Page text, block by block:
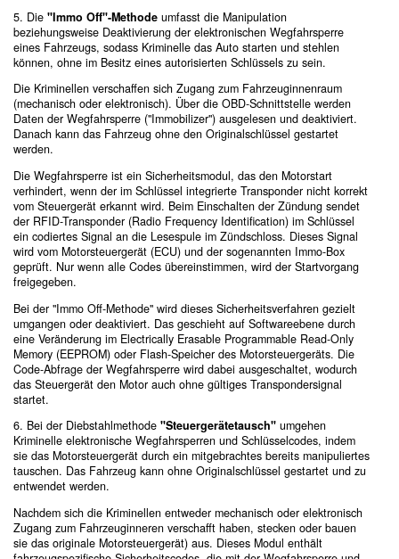
5. Die "Immo Off"-Methode umfasst die Manipulation
beziehungsweise Deaktivierung der elektronischen Wegfahrsperre
eines Fahrzeugs, sodass Kriminelle das Auto starten und stehlen
können, ohne im Besitz eines autorisierten Schlüssels zu sein.
Die Kriminellen verschaffen sich Zugang zum Fahrzeuginnenraum
(mechanisch oder elektronisch). Über die OBD-Schnittstelle werden
Daten der Wegfahrsperre ("Immobilizer") ausgelesen und deaktiviert.
Danach kann das Fahrzeug ohne den Originalschlüssel gestartet
werden.
Die Wegfahrsperre ist ein Sicherheitsmodul, das den Motorstart
verhindert, wenn der im Schlüssel integrierte Transponder nicht korrekt
vom Steuergerät erkannt wird. Beim Einschalten der Zündung sendet
der RFID-Transponder (Radio Frequency Identification) im Schlüssel
ein codiertes Signal an die Lesespule im Zündschloss. Dieses Signal
wird vom Motorsteuergerät (ECU) und der sogenannten Immo-Box
geprüft. Nur wenn alle Codes übereinstimmen, wird der Startvorgang
freigegeben.
Bei der "Immo Off-Methode" wird dieses Sicherheitsverfahren gezielt
umgangen oder deaktiviert. Das geschieht auf Softwareebene durch
eine Veränderung im Electrically Erasable Programmable Read-Only
Memory (EEPROM) oder Flash-Speicher des Motorsteuergeräts. Die
Code-Abfrage der Wegfahrsperre wird dabei ausgeschaltet, wodurch
das Steuergerät den Motor auch ohne gültiges Transpondersignal
startet.
6. Bei der Diebstahlmethode "Steuergerätetausch" umgehen
Kriminelle elektronische Wegfahrsperren und Schlüsselcodes, indem
sie das Motorsteuergerät durch ein mitgebrachtes bereits manipuliertes
tauschen. Das Fahrzeug kann ohne Originalschlüssel gestartet und zu
entwendet werden.
Nachdem sich die Kriminellen entweder mechanisch oder elektronisch
Zugang zum Fahrzeuginneren verschafft haben, stecken oder bauen
sie das originale Motorsteuergerät) aus. Dieses Modul enthält